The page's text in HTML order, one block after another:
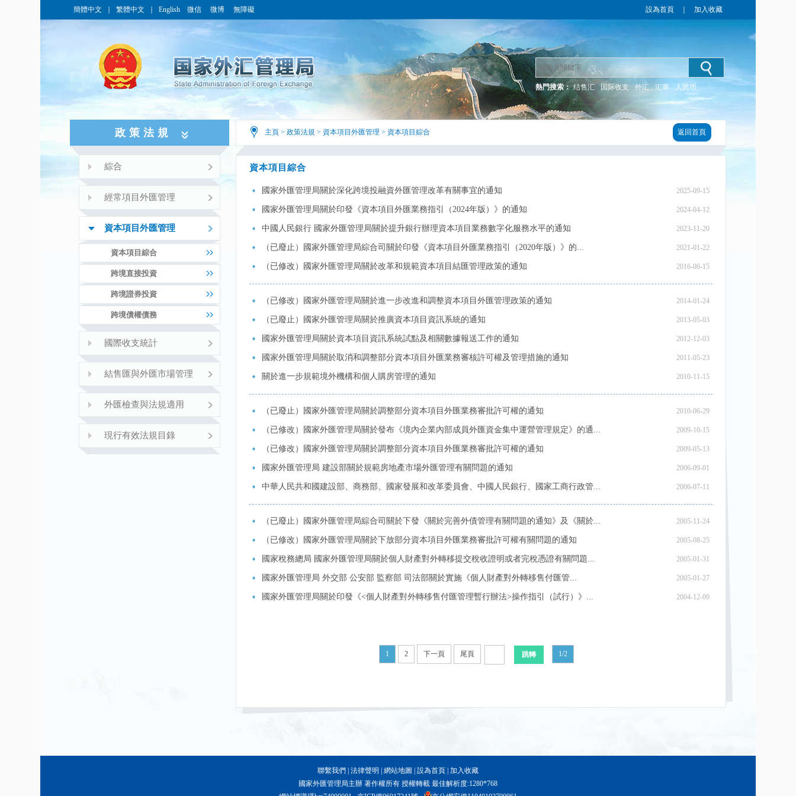
簡體中文 繁體中文 English 微信 微博 無障礙 設為首頁 加入收藏
熱門搜索： 结售汇 国际收支 外汇 汇率 人民币
政策法規
綜合
經常項目外匯管理
資本項目外匯管理
資本項目綜合
跨境直接投資
跨境證券投資
跨境債權債務
國際收支統計
結售匯與外匯市場管理
外匯檢查與法規適用
現行有效法規目錄
主頁 > 政策法規 > 資本項目外匯管理 > 資本項目綜合 返回首頁
資本項目綜合
國家外匯管理局關於深化跨境投融資外匯管理改革有關事宜的通知 2025-09-15
國家外匯管理局關於印發《資本項目外匯業務指引（2024年版）》的通知 2024-04-12
中國人民銀行 國家外匯管理局關於提升銀行辦理資本項目業務數字化服務水平的通知 2023-11-20
（已廢止）國家外匯管理局綜合司關於印發《資本項目外匯業務指引（2020年版）》的... 2021-01-22
（已修改）國家外匯管理局關於改革和規範資本項目結匯管理政策的通知 2016-06-15
（已修改）國家外匯管理局關於進一步改進和調整資本項目外匯管理政策的通知 2014-01-24
（已廢止）國家外匯管理局關於推廣資本項目資訊系統的通知 2013-05-03
國家外匯管理局關於資本項目資訊系統試點及相關數據報送工作的通知 2012-12-03
國家外匯管理局關於取消和調整部分資本項目外匯業務審核許可權及管理措施的通知 2011-05-23
關於進一步規範境外機構和個人購房管理的通知 2010-11-15
（已廢止）國家外匯管理局關於調整部分資本項目外匯業務審批許可權的通知 2010-06-29
（已修改）國家外匯管理局關於發布《境內企業內部成員外匯資金集中運營管理規定》的通... 2009-10-15
（已修改）國家外匯管理局關於調整部分資本項目外匯業務審批許可權的通知 2009-05-13
國家外匯管理局 建設部關於規範房地產市場外匯管理有關問題的通知 2006-09-01
中華人民共和國建設部、商務部、國家發展和改革委員會、中國人民銀行、國家工商行政管... 2006-07-11
（已廢止）國家外匯管理局綜合司關於下發《關於完善外債管理有關問題的通知》及《關於... 2005-11-24
（已修改）國家外匯管理局關於下放部分資本項目外匯業務審批許可權有關問題的通知 2005-08-25
國家稅務總局 國家外匯管理局關於個人財產對外轉移提交稅收證明或者完稅憑證有關問題... 2005-01-31
國家外匯管理局 外交部 公安部 監察部 司法部關於實施《個人財產對外轉移售付匯管... 2005-01-27
國家外匯管理局關於印發《<個人財產對外轉移售付匯管理暫行辦法>操作指引（試行）》... 2004-12-09
1 2 下一頁 尾頁 1/2
聯繫我們 法律聲明 網站地圖 設為首頁 加入收藏
國家外匯管理局主辦 著作權所有 授權轉載 最佳解析度:1280*768